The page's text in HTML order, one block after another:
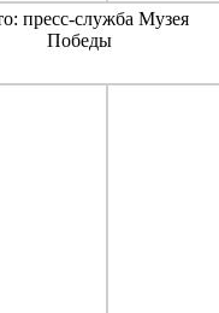
пресс-служба Музея
Победы